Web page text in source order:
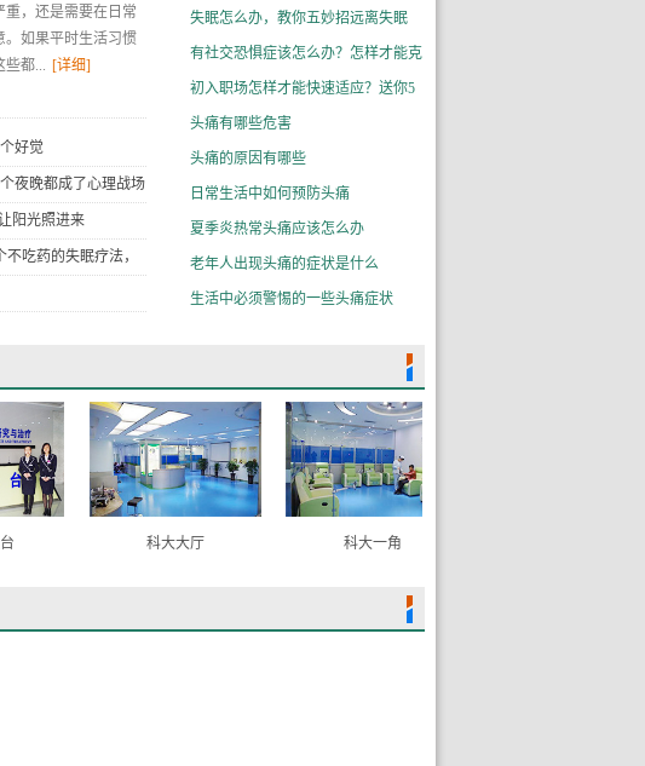
越克制越严重，这才是强迫症的真实痛
与现实渐疏离，留意精神分裂早期征兆
害怕意外发生，焦虑成了甩不开的习惯情绪
反复核对文字数字，内心不安始终无法平息
重，还是需要在日常
。如果平时生活习惯
些都... [详细]
好觉
夜晚都成了心理战场
阳光照进来
吃药的失眠疗法，
其...
[详细]
正视
，总有被照亮的时
失眠怎么办，教你五妙招远离失眠
有社交恐惧症该怎么办？怎样才能克
初入职场怎样才能快速适应？送你5
头痛有哪些危害
头痛的原因有哪些
日常生活中如何预防头痛
夏季炎热常头痛应该怎么办
老年人出现头痛的症状是什么
生活中必须警惕的一些头痛症状
科大大厅 科大一角